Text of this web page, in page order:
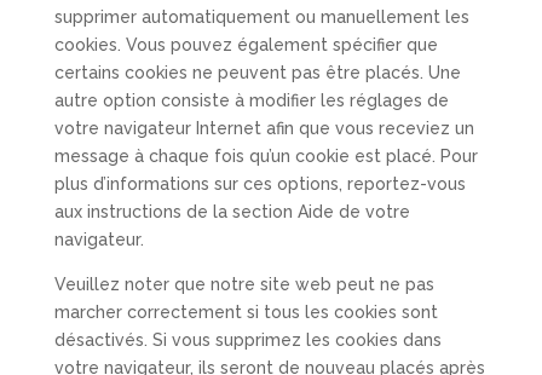
supprimer automatiquement ou manuellement les
cookies. Vous pouvez également spécifier que
certains cookies ne peuvent pas être placés. Une
autre option consiste à modifier les réglages de
votre navigateur Internet afin que vous receviez un
message à chaque fois qu’un cookie est placé. Pour
plus d’informations sur ces options, reportez-vous
aux instructions de la section Aide de votre
navigateur.
Veuillez noter que notre site web peut ne pas
marcher correctement si tous les cookies sont
désactivés. Si vous supprimez les cookies dans
votre navigateur, ils seront de nouveau placés après